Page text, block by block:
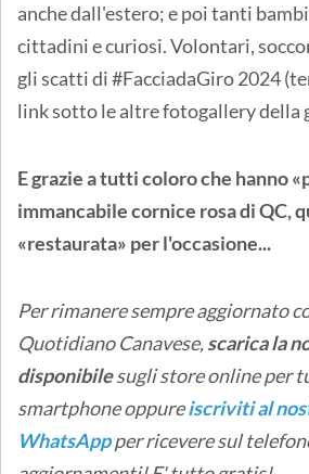
anche dall'estero; e poi tanti
cittadini e curiosi. Volontari,
gli scatti di #FacciadaGiro 2024
link sotto le altre fotogallery della
E grazie a tutti coloro che hanno
immancabile cornice rosa di QC,
«restaurata» per l'occasione...
Per rimanere sempre aggiornato
Quotidiano Canavese,scarica la
disponibilesugli store onlineper
smartphone oppureiscriviti al
WhatsAppper ricevere sul